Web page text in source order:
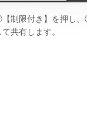
制限付き】を押し
共有します。